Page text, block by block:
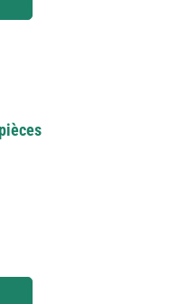
augmenter ou diminuer la quantité.